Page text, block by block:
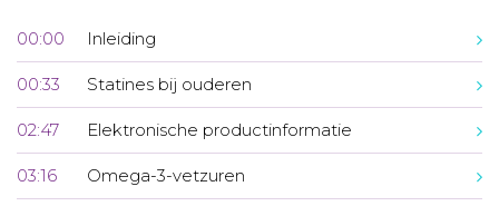
00:00 Inleiding
00:33 Statines bij ouderen
02:47 Elektronische productinformatie
03:16 Omega-3-vetzuren